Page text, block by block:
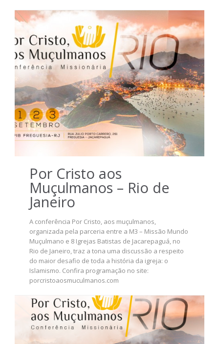
Por Cristo aos
Muçulmanos – Rio de
Janeiro
A conferência Por Cristo, aos muçulmanos,
organizada pela parceria entre a M3 – Missão Mundo
Muçulmano e 8 Igrejas Batistas de Jacarepaguá, no
Rio de Janeiro, traz a tona uma discussão a respeito
do maior desafio de toda a história da igreja: o
Islamismo. Confira programação no site:
porcristoaosmuculmanos.com